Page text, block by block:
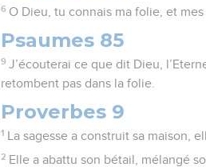
6 O Dieu, tu connais ma folie, et
Psaumes 85
9 J’écouterai ce que dit Dieu,
retombent pas dans la folie.
Proverbes 9
1 La sagesse a construit sa maison,
2 Elle a abattu son bétail, mélangé